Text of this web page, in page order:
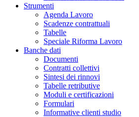
Strumenti
Agenda Lavoro
Scadenze contrattuali
Tabelle
Speciale Riforma Lavoro
Banche dati
Documenti
Contratti collettivi
Sintesi dei rinnovi
Tabelle retributive
Moduli e certificazioni
Formulari
Informative clienti studio